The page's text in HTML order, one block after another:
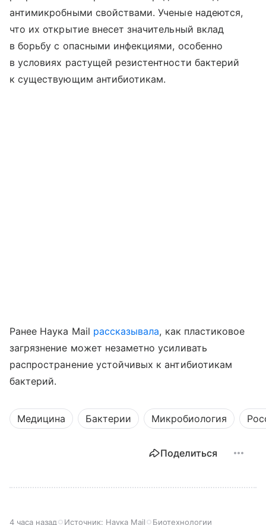
антимикробными свойствами. Ученые надеются,
что их открытие внесет значительный вклад
в борьбу с опасными инфекциями, особенно
в условиях растущей резистентности бактерий
к существующим антибиотикам.
Ранее Наука Mail рассказывала, как пластиковое
загрязнение может незаметно усиливать
распространение устойчивых к антибиотикам
бактерий.
Медицина Бактерии Микробиология
Поделиться
4 часа назад Источник: Наука Mail Биотехнологии